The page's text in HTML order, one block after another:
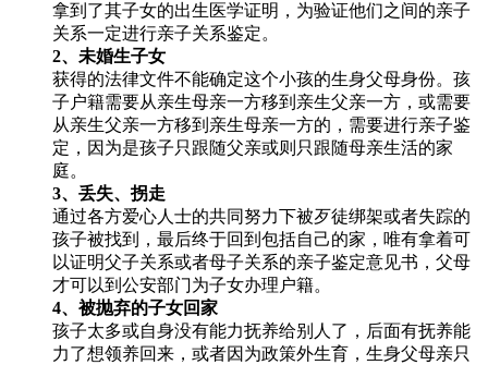
拿到了其子女的出生医学证明，为验证他们之间的亲子
关系一定进行亲子关系鉴定。
2、未婚生子女
获得的法律文件不能确定这个小孩的生身父母身份。孩
子户籍需要从亲生母亲一方移到亲生父亲一方，或需要
从亲生父亲一方移到亲生母亲一方的，需要进行亲子鉴
定，因为是孩子只跟随父亲或则只跟随母亲生活的家
庭。
3、丢失、拐走
通过各方爱心人士的共同努力下被歹徒绑架或者失踪的
孩子被找到，最后终于回到包括自己的家，唯有拿着可
以证明父子关系或者母子关系的亲子鉴定意见书，父母
才可以到公安部门为子女办理户籍。
4、被抛弃的子女回家
孩子太多或自身没有能力抚养给别人了，后面有抚养能
力了想领养回来，或者因为政策外生育，生身父母亲只